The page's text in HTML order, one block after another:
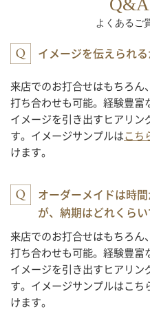
Q&A
よくあるご
イメージを伝えられる
来店でのお打合せはもちろん
打ち合わせも可能。経験豊富
イメージを引き出すヒアリン
す。イメージサンプルはこち
けます。
オーダーメイドは時
が、納期はどれくらい
来店でのお打合せはもちろん
打ち合わせも可能。経験豊富
イメージを引き出すヒアリン
す。イメージサンプルはこち
けます。